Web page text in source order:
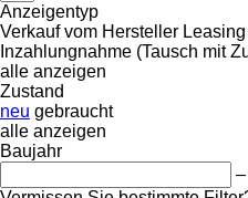
Anzeigentyp
Verkauf vom Hersteller Leasing
Inzahlungnahme (Tausch mit
alle anzeigen
Zustand
neu gebraucht
alle anzeigen
Baujahr
–